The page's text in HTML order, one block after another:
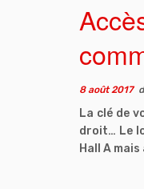
8 août 2017
La clé de
droit… Le
Hall A